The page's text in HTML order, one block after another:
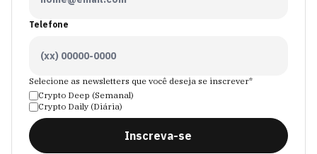
Telefone
Selecione as newsletters que você deseja se inscrever*
Crypto Deep (Semanal)
Crypto Daily (Diária)
Inscreva-se